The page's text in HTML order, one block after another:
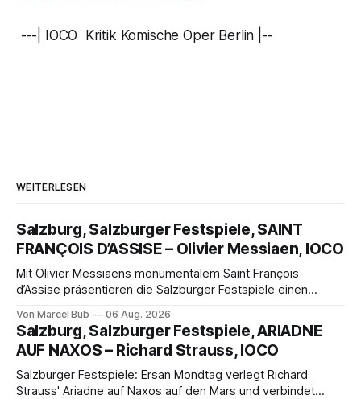
---| IOCO Kritik Komische Oper Berlin |--
WEITERLESEN
Salzburg, Salzburger Festspiele, SAINT
FRANÇOIS D’ASSISE – Olivier Messiaen, IOCO
Mit Olivier Messiaens monumentalem Saint François
d’Assise präsentieren die Salzburger Festspiele einen
eine bildgewaltige Inszenierung, Maxime Pascal entfaltet
die komplexe Partitur eindrucksvoll, Philippe Sly berührt als
Franziskus.
Von Marcel Bub 06 Aug. 2026
Salzburg, Salzburger Festspiele, ARIADNE
AUF NAXOS – Richard Strauss, IOCO
Salzburger Festspiele: Ersan Mondtag verlegt Richard
Strauss' Ariadne auf Naxos auf den Mars und verbindet